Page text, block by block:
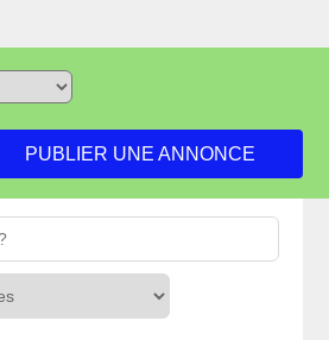
PUBLIER UNE ANNONCE